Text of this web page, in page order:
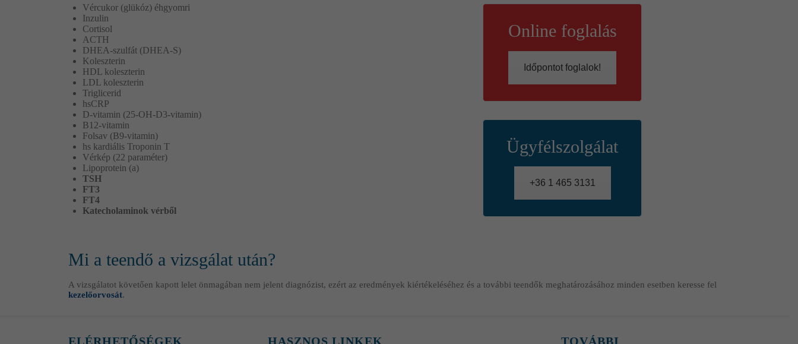
Vércukor (glükóz) éhgyomri
Inzulin
Cortisol
ACTH
DHEA-szulfát (DHEA-S)
Koleszterin
HDL koleszterin
LDL koleszterin
Triglicerid
hsCRP
D-vitamin (25-OH-D3-vitamin)
B12-vitamin
Folsav (B9-vitamin)
hs kardiális Troponin T
Vérkép (22 paraméter)
Lipoprotein (a)
TSH
FT3
FT4
Katecholaminok vérből
Online foglalás
Időpontot foglalok!
Ügyfélszolgálat
+36 1 465 3131
Mi a teendő a vizsgálat után?
A vizsgálatot követően kapott lelet önmagában nem jelent diagnózist, ezért az eredmények kiértékeléséhez és a további teendők meghatározásához minden esetben keresse fel
kezelőorvosát.
ELÉRHETŐSÉGEK HASZNOS LINKEK TOVÁBBI